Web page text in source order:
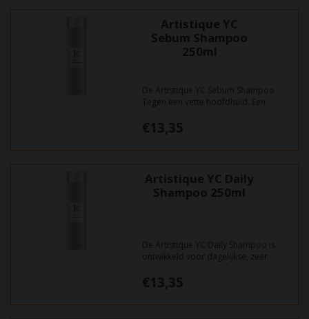
Artistique YC
Sebum Shampoo
250ml
De Artistique YC Sebum Shampoo
Tegen een vette hoofdhuid. Een
voor een milde reiniging van haar
en hoofdhuid.
€13,35
Artistique YC Daily
Shampoo 250ml
De Artistique YC Daily Shampoo is
ontwikkeld voor dagelijkse, zeer
hoofdhuid.
€13,35